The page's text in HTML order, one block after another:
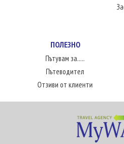
ПОЛЕЗНО
Пътувам за.....
Пътеводител
Отзиви от клиенти